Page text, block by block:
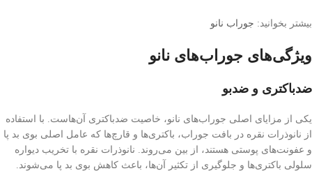
بیشتر بخوانید: جوراب نانو
ویژگی‌های جوراب‌های نانو
ضدباکتری و ضدبو
یکی از مزایای اصلی جوراب‌های نانو، خاصیت ضدباکتری آن‌هاست. با استفاده
از نانوذرات نقره در بافت جوراب، باکتری‌ها و قارچ‌ها که عامل اصلی بوی بد پا
و عفونت‌های پوستی هستند، از بین می‌روند. نانوذرات نقره با تخریب دیواره
سلولی باکتری‌ها و جلوگیری از تکثیر آن‌ها، باعث کاهش بوی بد پا می‌شوند.